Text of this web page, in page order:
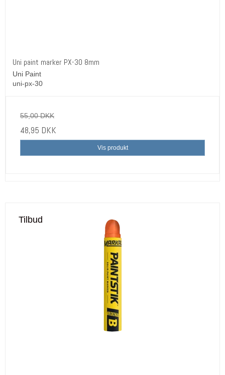
Uni paint marker PX-30 8mm
Uni Paint
uni-px-30
55,00 DKK
48,95 DKK
Vis produkt
Tilbud